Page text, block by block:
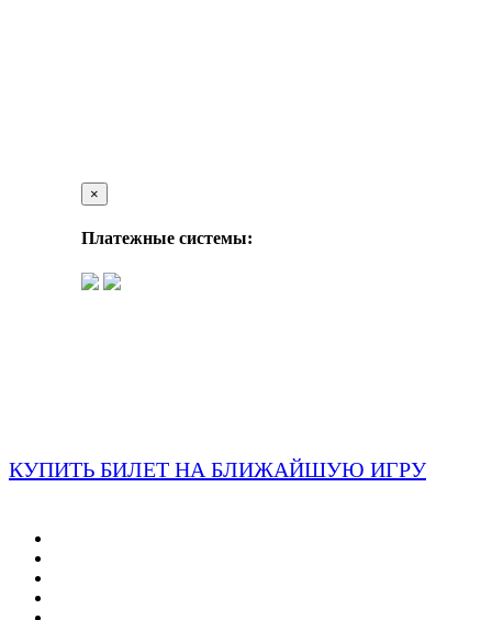
×
Платежные системы:
КУПИТЬ БИЛЕТ НА БЛИЖАЙШУЮ ИГРУ